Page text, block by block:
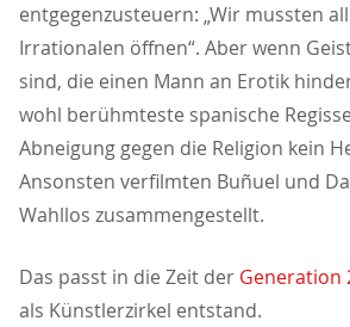
entgegenzusteuern: „Wir mussten
Irrationalen öffnen“. Aber wenn
sind, die einen Mann an Erotik
wohl berühmteste spanische
Abneigung gegen die Religion kein
Ansonsten verfilmten Buñuel und
Wahllos zusammengestellt.
Das passt in die Zeit der Generation
als Künstlerzirkel entstand.